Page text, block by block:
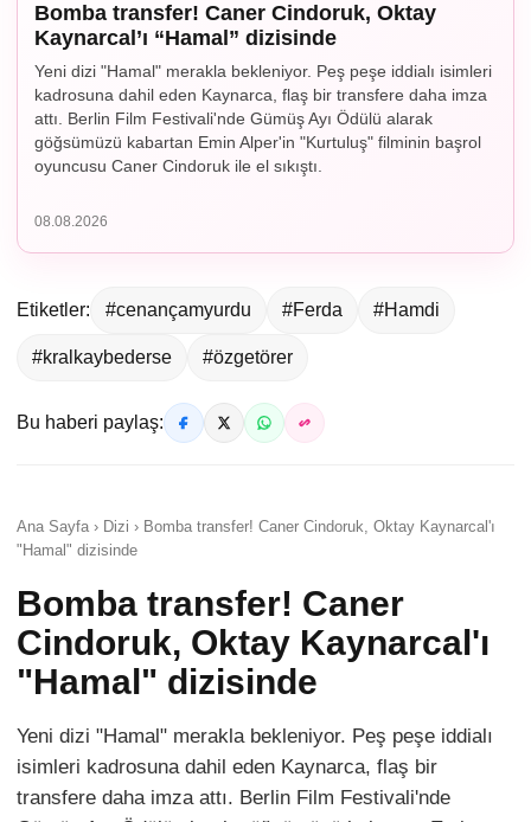
Bomba transfer! Caner Cindoruk, Oktay
Kaynarcal’ı “Hamal” dizisinde
Yeni dizi "Hamal" merakla bekleniyor. Peş peşe iddialı isimleri
kadrosuna dahil eden Kaynarca, flaş bir transfere daha imza
attı. Berlin Film Festivali'nde Gümüş Ayı Ödülü alarak
göğsümüzü kabartan Emin Alper'in "Kurtuluş" filminin başrol
oyuncusu Caner Cindoruk ile el sıkıştı.
08.08.2026
Etiketler: #cenançamyurdu #Ferda #Hamdi
#kralkaybederse #özgetörer
Bu haberi paylaş:
Ana Sayfa › Dizi › Bomba transfer! Caner Cindoruk, Oktay Kaynarcal'ı
"Hamal" dizisinde
Bomba transfer! Caner
Cindoruk, Oktay Kaynarcal'ı
"Hamal" dizisinde
Yeni dizi "Hamal" merakla bekleniyor. Peş peşe iddialı
isimleri kadrosuna dahil eden Kaynarca, flaş bir
transfere daha imza attı. Berlin Film Festivali'nde